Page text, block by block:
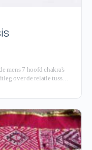
mens 7 hoofd chakra's
over de relatie tussen